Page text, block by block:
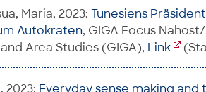
Maria, 2023: Tunesiens
Autokraten, GIGA Focus
Area Studies (GIGA), Link
2023: Everyday sense making